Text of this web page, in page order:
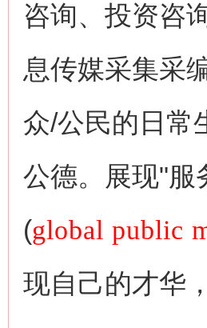
咨询、投资咨
息传媒采集采
众/公民的日常
公德。展现"服
(global public
现自己的才华